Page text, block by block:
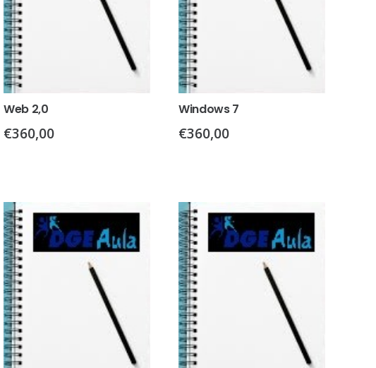
Web 2,0
€360,00
Windows 7
€360,00